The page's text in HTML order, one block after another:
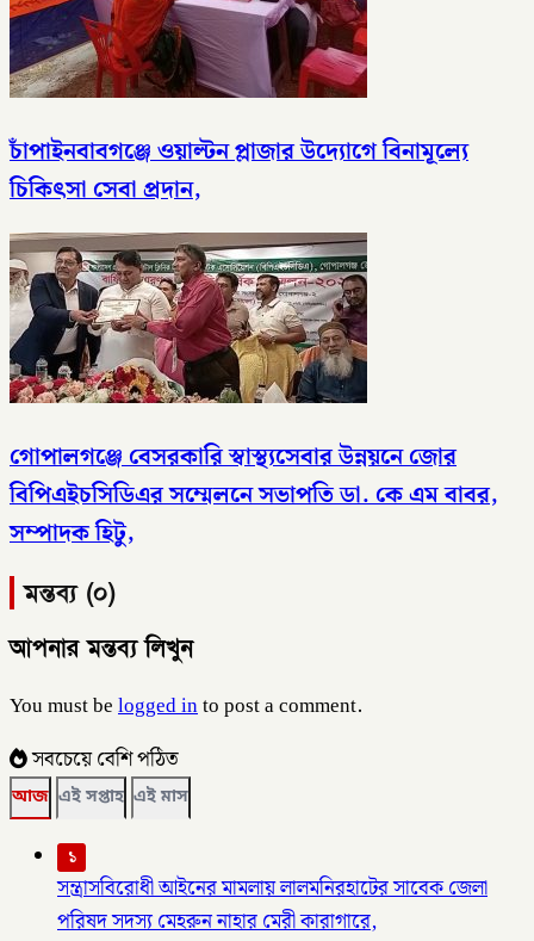
চাঁপাইনবাবগঞ্জে ওয়াল্টন প্লাজার উদ্যোগে বিনামূল্যে
চিকিৎসা সেবা প্রদান,
গোপালগঞ্জে বেসরকারি স্বাস্থ্যসেবার উন্নয়নে জোর
বিপিএইচসিডিএর সম্মেলনে সভাপতি ডা. কে এম বাবর,
সম্পাদক হিটু,
মন্তব্য (০)
আপনার মন্তব্য লিখুন
You must belogged into post a comment.
সবচেয়ে বেশি পঠিত
আজ এই সপ্তাহ এই মাস
১
সন্ত্রাসবিরোধী আইনের মামলায় লালমনিরহাটের সাবেক জেলা
পরিষদ সদস্য মেহরুন নাহার মেরী কারাগারে,